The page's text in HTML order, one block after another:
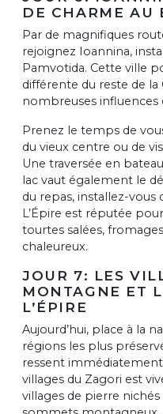
DE CHARME AU
Par de magnifiques
rejoignez Ioannina,
Pamvotida. Cette ville
différente du reste de
nombreuses influences
Prenez le temps de
du vieux centre ou de
Une traversée en
lac vaut également le
du repas, installez-vous
L’Épire est réputée
tourtes salées,
chaleureux.
JOUR 7: LES
MONTAGNE ET
L’ÉPIRE
Aujourd’hui, place à la
régions les plus
ressent
villages du Zagori est
villages de pierre